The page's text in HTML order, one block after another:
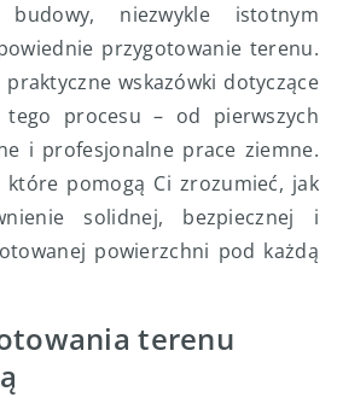
niezwykle istotnym
przygotowanie terenu.
praktyczne wskazówki dotyczące
tego procesu – od pierwszych
i profesjonalne prace ziemne.
które pomogą Ci zrozumieć, jak
solidnej, bezpiecznej i
powierzchni pod każdą
terenu